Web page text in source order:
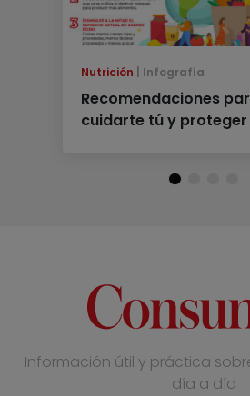
Nutrición Infografía
Recomendaciones
cuidarte tú y
Información útil y práctica
día a día